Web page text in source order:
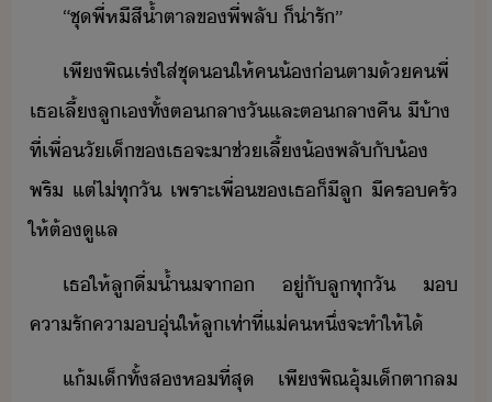
​“​ชุ​พี่​หี​สี้ำตาล​ข​พี่​พลั​ ​็​่ารั​”​
​เพี​พิณ​เร่​ใส่​ชุ​ให้​ค​้​่​ตา​้​ค​พี่​ ​
เธ​เลี้ลู​เ​ทั้​ตลาั​และ​ตลาคื​ ​ี​้า​ ​
ที่​เพื่​ัเ็​ข​เธ​จะ​าช​่​เลี้​้​พลั​ั​้​
พริ​ ​แต่​ไ่​ทุั​ ​เพราะ​เพื่​ข​เธ​็​ีลู​ ​ีครครั​
ให้​ต้​ูแล
​เธ​ให้​ลู​ื่​้ำ​จา​​ ​ู่​ั​ลู​ทุั​ ​​
คารั​คาุ่​ให้​ลู​เท่าที่​แ่​ค​หึ่​จะ​ทำให้​ไ้
​แ้​เ็​ทั้ส​ห​ที่สุ​ ​เพี​พิณ​ุ้​เ็​ตาล​